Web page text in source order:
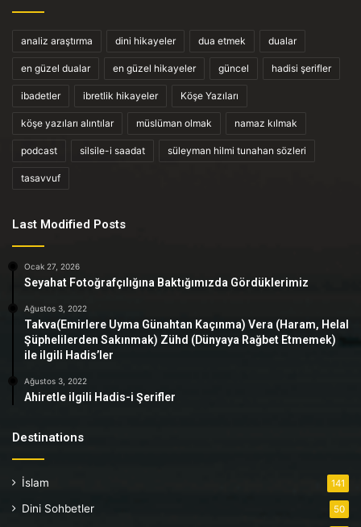
analiz araştırma dini hikayeler dua etmek dualar
en güzel dualar en güzel hikayeler güncel hadisi şerifler
ibadetler ibretlik hikayeler Köşe Yazıları
köşe yazıları alıntılar müslüman olmak namaz kılmak
podcast silsile-i saadat süleyman hilmi tunahan sözleri
tasavvuf
Last Modified Posts
Ocak 27, 2026
Seyahat Fotoğrafçılığına Baktığımızda Gördüklerimiz
Ağustos 3, 2022
Takva(Emirlere Uyma Günahtan Kaçınma) Vera (Haram, Helal
Şüphelilerden Sakınmak) Zühd (Dünyaya Rağbet Etmemek)
ile ilgili Hadis’ler
Ağustos 3, 2022
Ahiretle ilgili Hadis-i Şerifler
Destinations
İslam 141
Dini Sohbetler 50